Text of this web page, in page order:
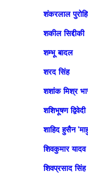
शंकरलाल
शकील सिद्दीकी
शम्भू बादल
शरद सिंह
शशांक मिश्र
शशिभूषण द्विवेदी
शाहिद हुसैन
शिवकुमार यादव
शिवप्रसाद सिंह